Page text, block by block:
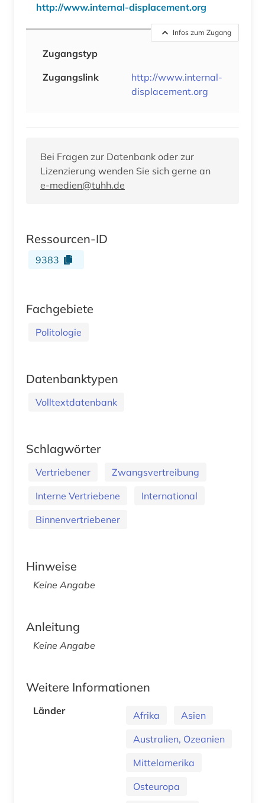
http://www.internal-displacement.org
Infos zum Zugang
Zugangstyp
Zugangslink
http://www.internal-
displacement.org
Bei Fragen zur Datenbank oder zur
Lizenzierung wenden Sie sich gerne an
e-medien@tuhh.de
Ressourcen-ID
9383
Fachgebiete
Politologie
Datenbanktypen
Volltextdatenbank
Schlagwörter
Vertriebener
Zwangsvertreibung
Interne Vertriebene
International
Binnenvertriebener
Hinweise
Keine Angabe
Anleitung
Keine Angabe
Weitere Informationen
Länder Afrika
Asien
Australien, Ozeanien
Mittelamerika
Osteuropa